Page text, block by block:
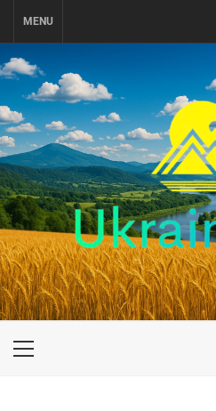
MENU
UKRAINE-IS
ПУТЕШЕСТВИЕ ПО
Primary